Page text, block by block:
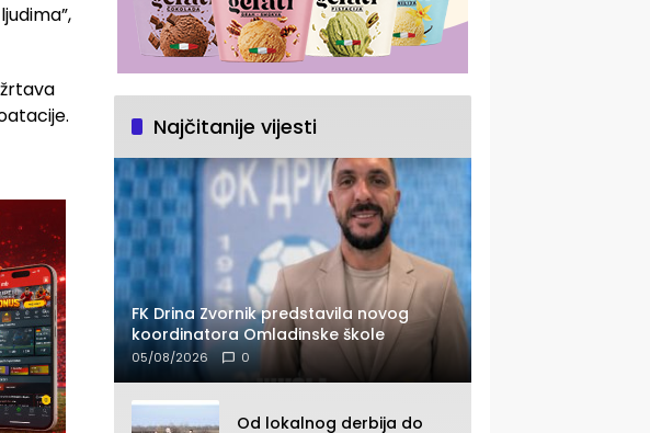
Najčitanije vijesti
FK Drina Zvornik predstavila novog
koordinatora Omladinske škole
05/08/2026 0
Od lokalnog derbija do